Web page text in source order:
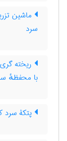
ماشین
سرد
ریخته
با محفظهٔ
پتکۀ سرد